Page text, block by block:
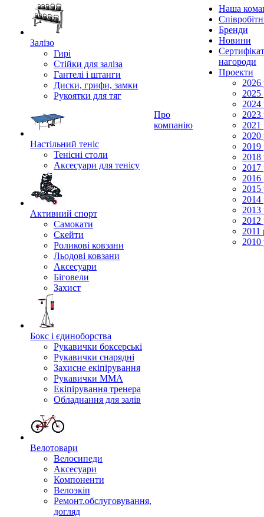
Залізо
Гирі
Стійки для заліза
Гантелі і штанги
Диски, грифи, замки
Рукоятки для тяг
Настільний теніс
Тенісні столи
Аксесуари для тенісу
Активний спорт
Самокати
Скейти
Роликові ковзани
Льодові ковзани
Аксесуари
Біговели
Захист
Бокс і єдиноборства
Рукавички боксерські
Рукавички снарядні
Захисне екіпірування
Рукавички ММА
Екіпірування тренера
Обладнання для залів
Велотовари
Велосипеди
Аксесуари
Компоненти
Велоэкіп
Ремонт.обслуговування,
догляд
Про
компанію
Наша
Бренди
Новини
нагороди
Проекти
2026
2025
2024
2023
2021
2020
2019
2018
2017
2016
2015
2014
2013
2012
2011
2010